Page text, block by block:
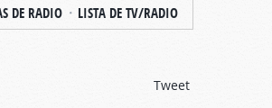
DE RADIO LISTA DE TV/RADIO
Tweet